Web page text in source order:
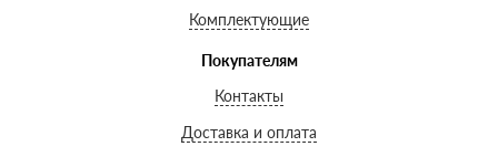
Комплектующие
Покупателям
Контакты
Доставка и оплата